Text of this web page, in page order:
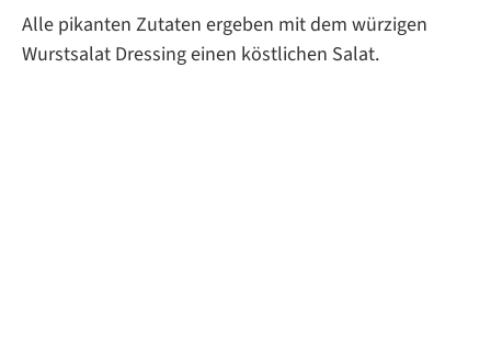
Alle pikanten Zutaten ergeben mit dem würzigen
Wurstsalat Dressing einen köstlichen Salat.